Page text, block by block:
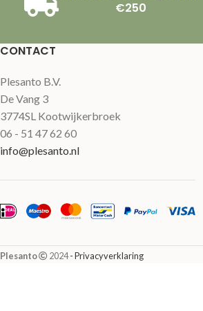
€250
CONTACT
Plesanto B.V.
De Vang 3
3774SL Kootwijkerbroek
06 - 51 47 62 60
info@plesanto.nl
Plesanto 2024- Privacyverklaring